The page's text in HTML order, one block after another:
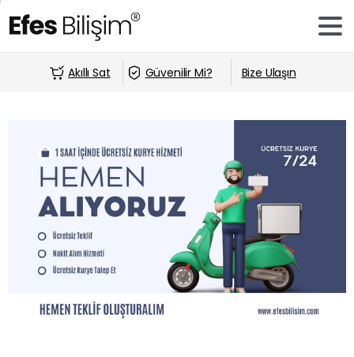
Akıllı Sat Güvenilir Mi? Bize Ulaşın